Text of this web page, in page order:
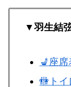
▼羽生結
💺座席
🚻トイ